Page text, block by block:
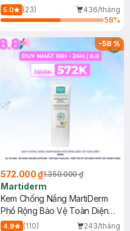
(Mới)
5.0 (23)
436/tháng
58%
-58%
572.000 ₫1.350.000 ₫
Martiderm
Kem Chống Nắng MartiDerm
Phổ Rộng Bảo Vệ Toàn Diện
40ml
4.9 (110)
243/tháng